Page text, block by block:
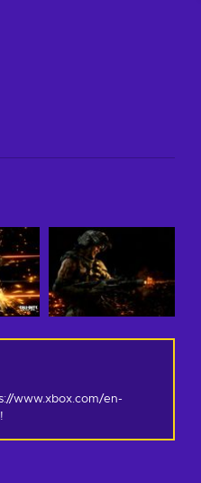
www.xbox.com/en-